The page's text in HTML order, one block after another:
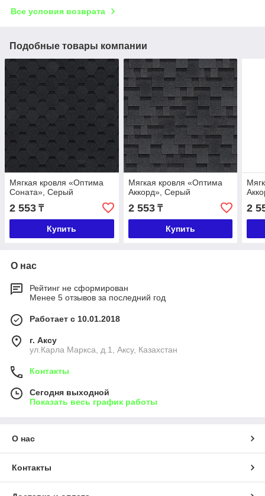
Все условия возврата
Подобные товары компании
Мягкая кровля «Оптима
Соната», Серый
2 553 ₸
Купить
Мягкая кровля «Оптима
Аккорд», Серый
2 553₸
Купить
2
О нас
Рейтинг не сформирован
Менее 5 отзывов за последний год
Работает с 10.01.2018
г. Аксу
ул.Карла Маркса, д.1, Аксу, Казахстан
Контакты
Сегодня выходной
Показать весь график работы
О нас
Контакты